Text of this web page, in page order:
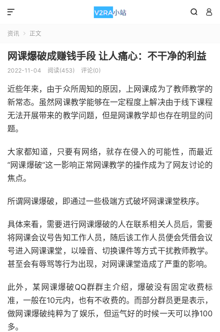
 

资讯  正文
网课爆破成赚钱手段 让人痛心：不干净的利益
2022-11-04 阅读(453) 评论(0)
近些年来，由于众所周知的原因，上网课成为了教师教学的
新常态。虽然网课教学能够在一定程度上解决由于线下课程
无法开展带来的教学问题，但是网课教学却也存在明显的问
题。
大家都知道，只要有网络，就存在侵入的可能性，而最近
“网课爆破”这一影响正常网课教学的操作成为了网友讨论的
焦点。
所谓网课爆破，即通过一些极端方式破坏网课课堂秩序。
具体来看，需要进行网课爆破的人在联系相关人员后，需要
将网课会议号告知工作人员，随后该工作人员便会凭借会议
号进入网课课堂，以噪音、切换课件等方式干扰教师教学。
甚至会有辱骂等行为出现，对网课课堂造成了严重的影响。
此外，某网课爆破QQ群群主介绍，爆破没有固定收费标
准，一般在10元内，也有不收费的。而部分群员更是表示，
做网课爆破纯粹为了娱乐，但运气好的时候一天可以挣100
多。